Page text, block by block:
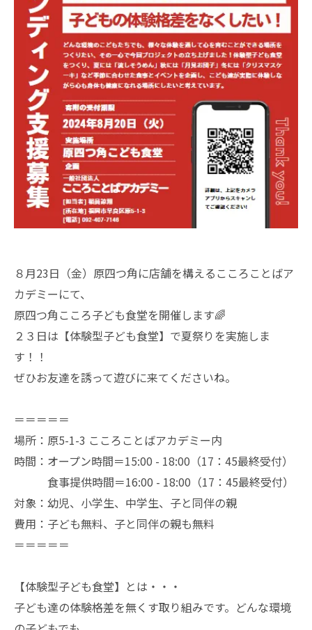
８月23日（金）原四つ角に店舗を構えるこころことばア
カデミーにて、
原四つ角こころ子ども食堂を開催します🌈
２３日は【体験型子ども食堂】で夏祭りを実施しま
す！！
ぜひお友達を誘って遊びに来てくださいね。
＝＝＝＝＝
場所：原5-1-3 こころことばアカデミー内
時間：オープン時間＝15:00 - 18:00（17：45最終受付）
食事提供時間＝16:00 - 18:00（17：45最終受付）
対象：幼児、小学生、中学生、子と同伴の親
費用：子ども無料、子と同伴の親も無料
＝＝＝＝＝
【体験型子ども食堂】とは・・・
子ども達の体験格差を無くす取り組みです。どんな環境